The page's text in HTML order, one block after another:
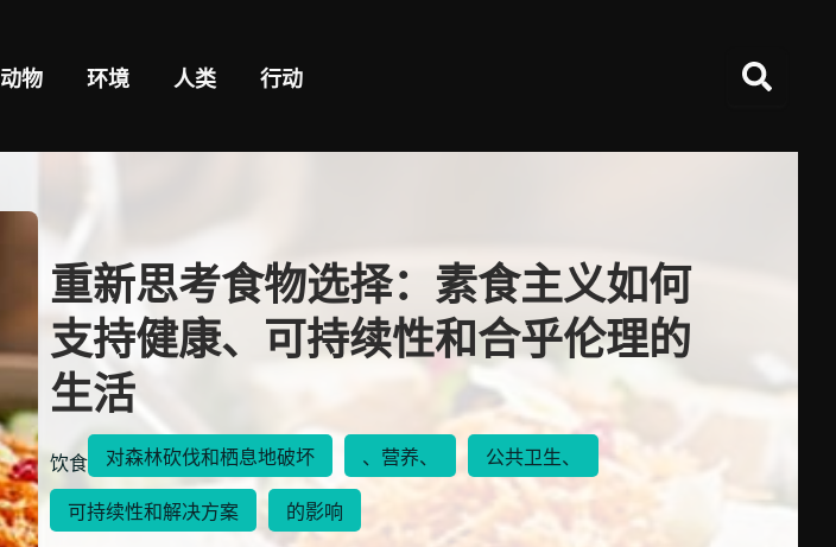
动物 环境 人类 行动
重新思考食物选择：素食主义如何
支持健康、可持续性和合乎伦理的
生活
饮食 对森林砍伐和栖息地破坏 、营养、 公共卫生、
可持续性和解决方案 的影响